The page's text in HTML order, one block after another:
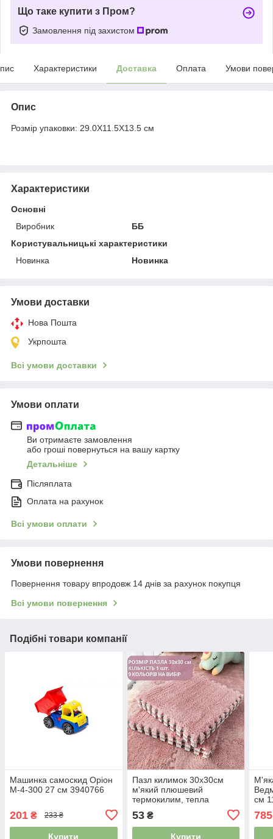
Що таке купити з Пром?
Замовлення під захистом
Характеристики Доставка Оплата Умови
Опис
Розмір упаковки: 29.0X11.5X13.5 см
Характеристики
Основні
Виробник
ББ
Користувальницькі характеристики
Новинка
Новинка
Умови доставки
Нова Пошта
Укрпошта
Всі умови доставки
Умови оплати
Ви отримаєте замовлення
або гроші повернуться на вашу картку
Детальніше
Післяплата
Оплата на рахунок
Всі умови оплати
Умови повернення
Повернення товару впродовж 14 днів за рахунок покупця
Всі умови повернення
Подібні товари компанії
Машинка самоскид Оріон
М-4-300 27 см 3940766
201 ₴ 233 ₴
Купити
Пазл килимок 30х30см
м'який плюшевий
термокилим, тепла
дитячий для дому, в
дитячу один колір
53₴
Купити
см
785